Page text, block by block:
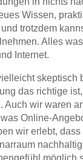
Wissen,
trotzdem
Alles
Internet.
skeptisch
das richtige
Auch wir waren
Online-
wir erlebt, dass
möglich